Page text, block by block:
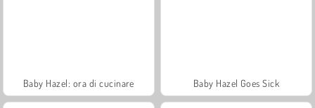
Baby Hazel: ora di cucinare Baby Hazel Goes Sick